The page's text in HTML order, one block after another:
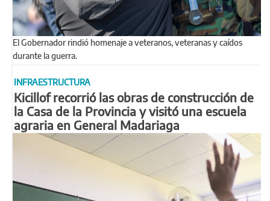
El Gobernador rindió homenaje a veteranos, veteranas y caídos
durante la guerra.
INFRAESTRUCTURA
Kicillof recorrió las obras de construcción de
la Casa de la Provincia y visitó una escuela
agraria en General Madariaga